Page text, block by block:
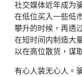
社交媒体近年成为
在低位买入一些低
攀升的时候，再透
在短时间内制造大
以在高位散货，谋
有心人装无心人。